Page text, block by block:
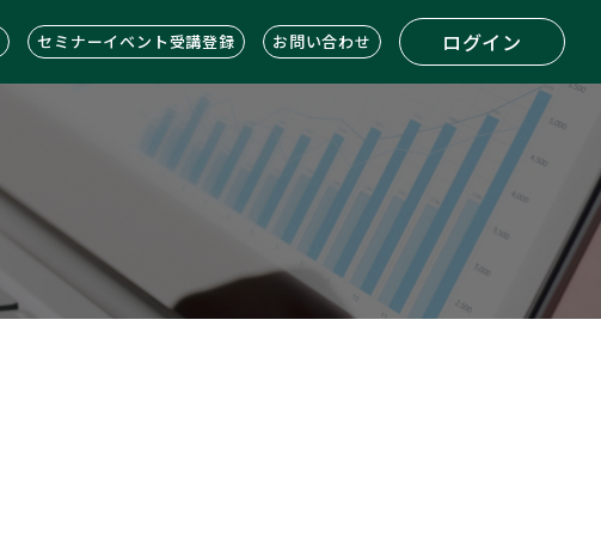
セミナーイベント受講登録 お問い合わせ ログイン